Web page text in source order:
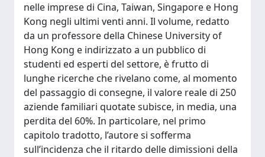
nelle imprese di Cina, Taiwan, Singapore e Hong
Kong negli ultimi venti anni. Il volume, redatto
da un professore della Chinese University of
Hong Kong e indirizzato a un pubblico di
studenti ed esperti del settore, è frutto di
lunghe ricerche che rivelano come, al momento
del passaggio di consegne, il valore reale di 250
aziende familiari quotate subisce, in media, una
perdita del 60%. In particolare, nel primo
capitolo tradotto, l’autore si sofferma
sull’incidenza che il ritardo delle dimissioni della